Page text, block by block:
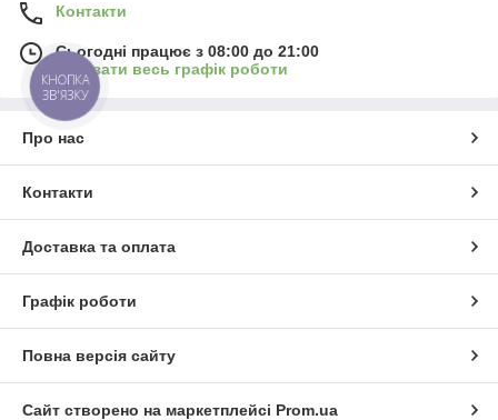
Контакти
Сьогодні працює з 08:00 до 21:00
Показати весь графік роботи
Про нас
Контакти
Доставка та оплата
Графік роботи
Повна версія сайту
Сайт створено на маркетплейсі Prom.ua
КНОПКА
ЗВ'ЯЗКУ